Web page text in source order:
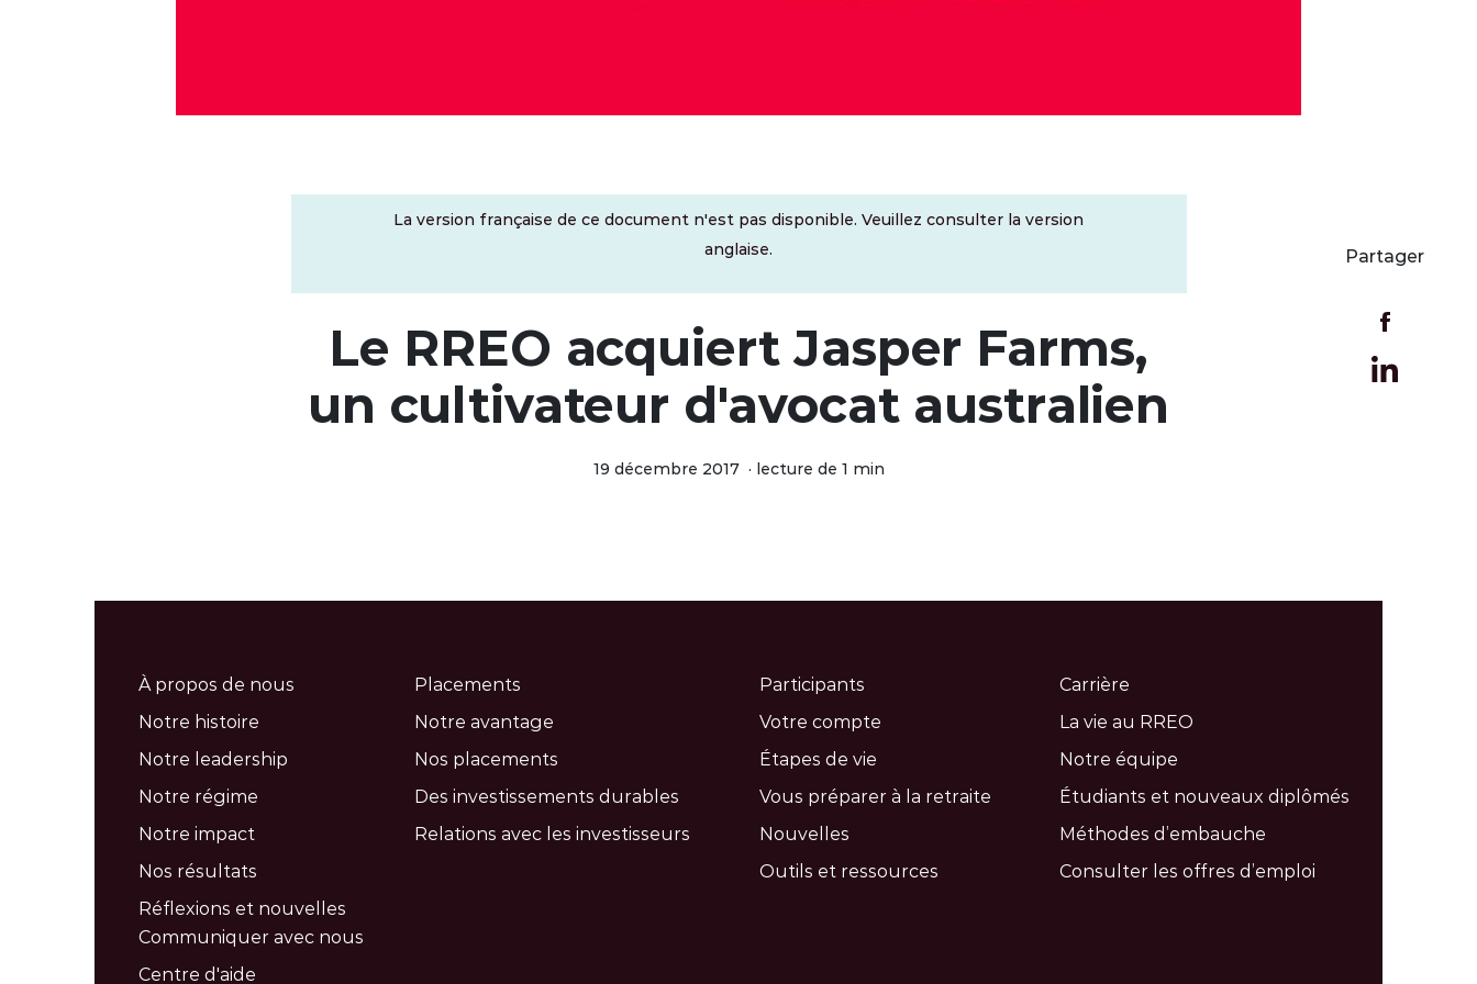
La version française de ce document n'est pas disponible. Veuillez consulter la version
anglaise.
Le RREO acquiert Jasper Farms,
un cultivateur d'avocat australien
19 décembre 2017 · lecture de 1 min
Partager
À propos de nous
Notre histoire
Notre leadership
Notre régime
Notre impact
Nos résultats
Réflexions et nouvelles
Placements
Notre avantage
Nos placements
Des investissements durables
Relations avec les investisseurs
Participants
Votre compte
Étapes de vie
Vous préparer à la retraite
Nouvelles
Outils et ressources
Carrière
La vie au RREO
Notre équipe
Étudiants et nouveaux diplômés
Méthodes d’embauche
Consulter les offres d’emploi
Communiquer avec nous
Centre d'aide